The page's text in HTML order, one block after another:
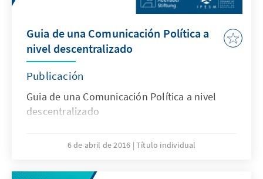
Guia de una Comunicación Política a
nivel descentralizado
Publicación
Guia de una Comunicación Política a nivel
descentralizado
6 de abril de 2016 Título individual